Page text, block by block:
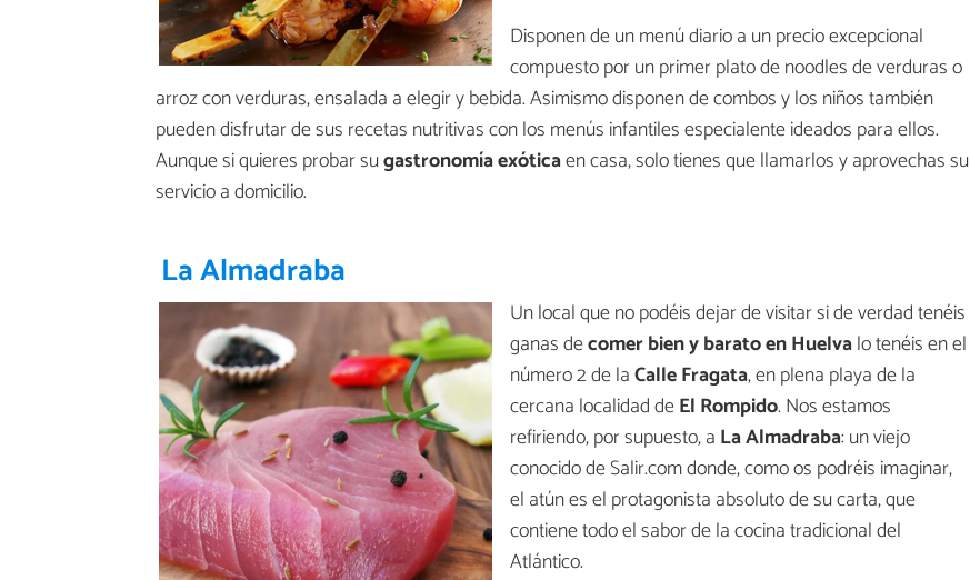
Disponen de un menú diario a un precio excepcional
compuesto por un primer plato de noodles de verduras o
arroz con verduras, ensalada a elegir y bebida. Asimismo disponen de combos y los niños también
pueden disfrutar de sus recetas nutritivas con los menús infantiles especialente ideados para ellos.
Aunque si quieres probar sugastronomía exóticaen casa, solo tienes que llamarlos y aprovechas su
servicio a domicilio.
La Almadraba
Un local que no podéis dejar de visitar si de verdad tenéis
ganas decomer bien y barato en Huelvalo tenéis en el
número 2 de laCalle Fragata, en plena playa de la
cercana localidad deEl Rompido. Nos estamos
refiriendo, por supuesto, a La Almadraba: un viejo
conocido de Salir.com donde, como os podréis imaginar,
el atún es el protagonista absoluto de su carta, que
contiene todo el sabor de la cocina tradicional del
Atlántico.